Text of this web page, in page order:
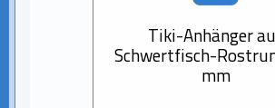
Tiki-Anhänger
Schwertfisch-
mm